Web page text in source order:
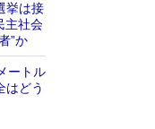
挙は接
主社会
”か
ートル
はどう